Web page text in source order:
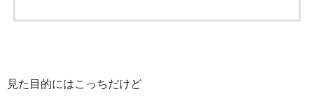
見た目的にはこっちだけど